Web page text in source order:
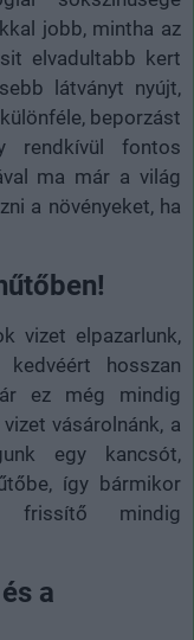
jobb, mintha az
elvadultabb kert
látványt nyújt,
beporzást
rendkívül fontos
ma már a világ
a növényeket, ha
vizet elpazarlunk,
hosszan
ez még mindig
vásárolnánk, a
egy kancsót,
így bármikor
frissítő mindig
a